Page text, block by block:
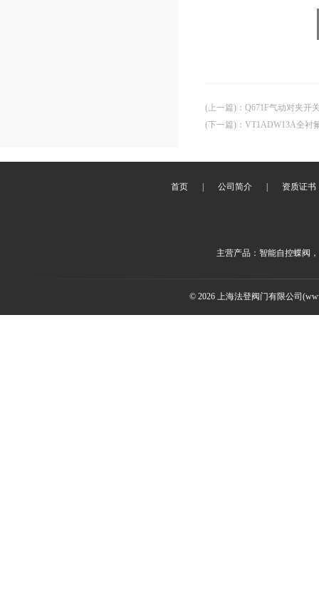
(上一篇) ： Q671F气动对夹开
(下一篇) ： VT1ADW13A全衬
首页 公司简介 资质证书
主营产品：智能自控蝶阀
© 2026 上海法登阀门有限公司